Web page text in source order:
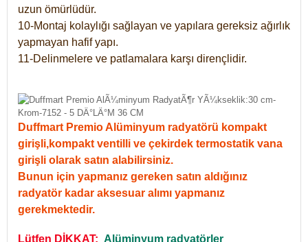
uzun ömürlüdür.
10-Montaj kolaylığı sağlayan ve yapılara gereksiz ağırlık
yapmayan hafif yapı.
11-Delinmelere ve patlamalara karşı dirençlidir.
Duffmart Premio Alüminyum radyatörü kompakt
girişli,kompakt ventilli ve çekirdek termostatik vana
girişli olarak satın alabilirsiniz.
Bunun için yapmanız gereken satın aldığınız
radyatör kadar aksesuar alımı yapmanız
gerekmektedir.
Lütfen DİKKAT: Alüminyum radyatörler